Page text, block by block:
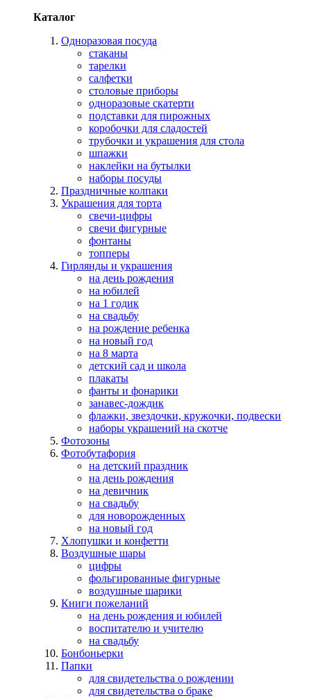
Каталог
Одноразовая посуда
стаканы
тарелки
салфетки
столовые приборы
одноразовые скатерти
подставки для пирожных
коробочки для сладостей
трубочки и украшения для стола
шпажки
наклейки на бутылки
наборы посуды
Праздничные колпаки
Украшения для торта
свечи-цифры
свечи фигурные
фонтаны
топперы
Гирлянды и украшения
на день рождения
на юбилей
на 1 годик
на свадьбу
на рождение ребенка
на новый год
на 8 марта
детский сад и школа
плакаты
фанты и фонарики
занавес-дождик
флажки, звездочки, кружочки, подвески
наборы украшений на скотче
Фотозоны
Фотобутафория
на детский праздник
на день рождения
на девичник
на свадьбу
для новорожденных
на новый год
Хлопушки и конфетти
Воздушные шары
цифры
фольгированные фигурные
воздушные шарики
Книги пожеланий
на день рождения и юбилей
воспитателю и учителю
на свадьбу
Бонбоньерки
Папки
для свидетельства о рождении
для свидетельства о браке